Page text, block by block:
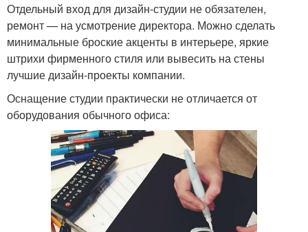
Отдельный вход для дизайн-студии не обязателен,
ремонт — на усмотрение директора. Можно сделать
минимальные броские акценты в интерьере, яркие
штрихи фирменного стиля или вывесить на стены
лучшие дизайн-проекты компании.
Оснащение студии практически не отличается от
оборудования обычного офиса: